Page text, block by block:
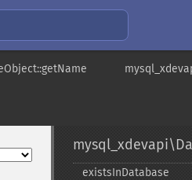
existsInDatabase